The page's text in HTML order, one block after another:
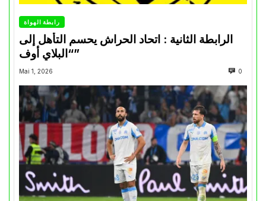
رابطة الهواة
الرابطة الثانية : اتحاد الحراش يحسم التأهل إلى
“البلاي أوف”
Mai 1, 2026 0